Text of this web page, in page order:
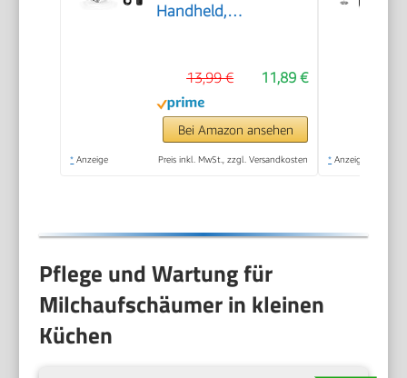
Handheld,
Tragbarer
Handaufschäumer,
Zauberstab,
Getränkemixer für
11,89 €
13,99 €
Bei Amazon ansehen
* Anzeige Preis inkl. MwSt., zzgl. Versandkosten * Anzeige
Pflege und Wartung für
Milchaufschäumer in kleinen
Küchen